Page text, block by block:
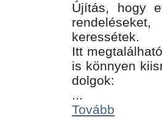
Újítás, hogy
keressétek.
Itt
is könnyen
dolgok:
...
Tovább